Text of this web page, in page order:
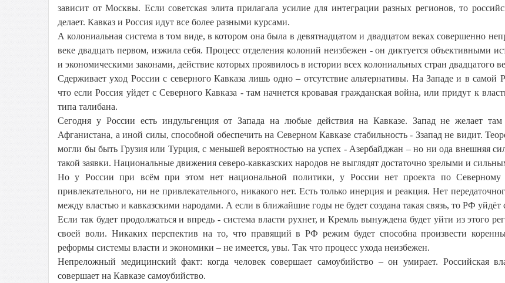
зависит от Москвы. Если советская элита прилагала усилие для интеграции разных регионов, то
делает. Кавказ и Россия идут все более разными курсами.
А колониальная система в том виде, в котором она была в девятнадцатом и двадцатом веках совершенно
веке двадцать первом, изжила себя. Процесс отделения колоний неизбежен - он диктуется объективными
и экономическими законами, действие которых проявилось в истории всех колониальных стран двадцатого
Сдерживает уход России с северного Кавказа лишь одно – отсутствие альтернативы. На Западе и в самой
что если Россия уйдет с Северного Кавказа - там начнется кровавая гражданская война, или придут к
типа талибана.
Сегодня у России есть индульгенция от Запада на любые действия на Кавказе. Запад не желает
Афганистана, а иной силы, способной обеспечить на Северном Кавказе стабильность - Ззапад не видит.
могли бы быть Грузия или Турция, с меньшей вероятностью на успех - Азербайджан – но ни ода внешняя
такой заявки. Национальные движения северо-кавказских народов не выглядят достаточно зрелыми и
Но у России при всём при этом нет национальной политики, у России нет проекта по Северному
привлекательного, ни не привлекательного, никакого нет. Есть только инерция и реакция. Нет
между властью и кавказскими народами. А если в ближайшие годы не будет создана такая связь, то РФ уйдёт
Если так будет продолжаться и впредь - система власти рухнет, и Кремль вынуждена будет уйти из этого
своей воли. Никаких перспектив на то, что правящий в РФ режим будет способна произвести
реформы системы власти и экономики – не имеется, увы. Так что процесс ухода неизбежен.
Непреложный медицинский факт: когда человек совершает самоубийство – он умирает. Российская
совершает на Кавказе самоубийство.